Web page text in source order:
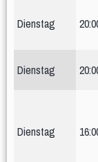
Teams
Sporthalle &
Teams
Sporthalle &
Weibliche Jugend
Dienstag
Dienstag
Dienstag